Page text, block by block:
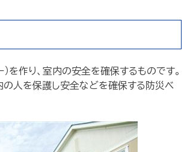
を作り、室内の安全を確保するものです。
の人を保護し安全などを確保する防災ベ